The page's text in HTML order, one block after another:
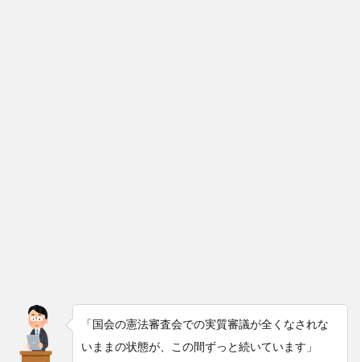
「国会の憲法審査会での実質審議が全くなされな
いままの状態が、この間ずっと続いています」